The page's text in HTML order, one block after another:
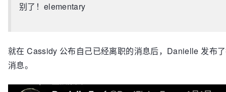
别了！elementary
就在 Cassidy 公布自己已经离职的消息后，Danielle 发布
消息。